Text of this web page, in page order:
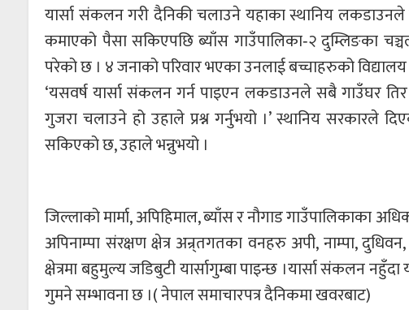
यार्सा संकलन गरी दैनिकी चलाउने यहाका स्थानिय
कमाएको पैसा सकिएपछि ब्याँस गाउँपालिका‐२ दुम्लिङका
परेको छ । ४ जनाको परिवार भएका उनलाई बच्चाहरुको
‘यसवर्ष यार्सा संकलन गर्न पाइएन लकडाउनले सबै गाउँघर
गुजरा चलाउने हो उहाले प्रश्न गर्नुभयो ।’ स्थानिय सरकारले
सकिएको छ, उहाले भन्नुभयो ।
जिल्लाको मार्मा, अपिहिमाल, ब्याँस र नौगाड गाउँपालिकाका
अपिनाम्पा संरक्षण क्षेत्र अन्र्तगतका वनहरु अपी, नाम्पा,
क्षेत्रमा बहुमुल्य जडिबुटी यार्सागुम्बा पाइन्छ ।यार्सा संकलन
गुमने सम्भावना छ ।( नेपाल समाचारपत्र दैनिकमा खवरबाट)